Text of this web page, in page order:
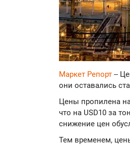
Маркет Репорт --
они оставались
Цены пропилена на
что на USD10 за
снижение цен
Тем временем,